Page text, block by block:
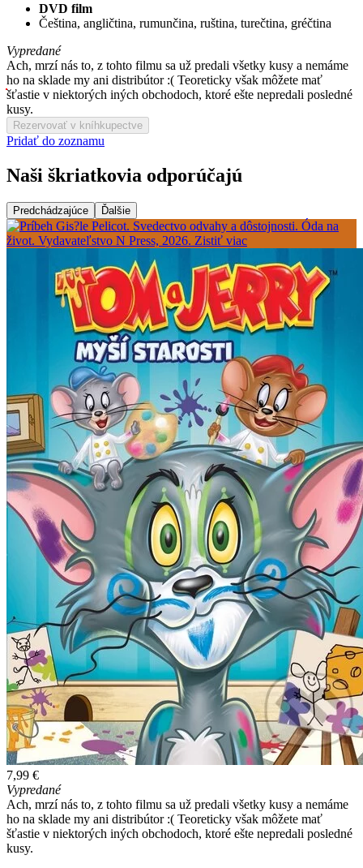
DVD film
Čeština, angličtina, rumunčina, ruština, turečtina, gréčtina
Vypredané
Ach, mrzí nás to, z tohto filmu sa už predali všetky kusy a nemáme
ho na sklade my ani distribútor :( Teoreticky však môžete mať
šťastie v niektorých iných obchodoch, ktoré ešte nepredali posledné
kusy.
Rezervovať v kníhkupectve
Pridať do zoznamu
Naši škriatkovia odporúčajú
Predchádzajúce Ďalšie
7,99 €
Vypredané
Ach, mrzí nás to, z tohto filmu sa už predali všetky kusy a nemáme
ho na sklade my ani distribútor :( Teoreticky však môžete mať
šťastie v niektorých iných obchodoch, ktoré ešte nepredali posledné
kusy.